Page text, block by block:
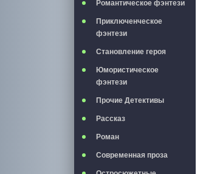
Романтическое фэнтези
Приключенческое
фэнтези
Становление героя
Юмористическое
фэнтези
Прочие Детективы
Рассказ
Роман
Современная проза